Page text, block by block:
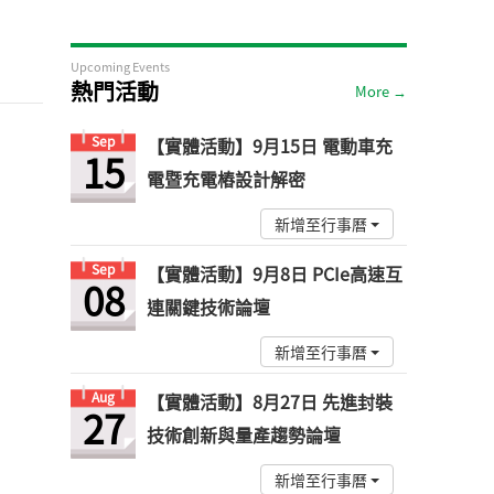
Upcoming Events
熱門活動 More →
Sep
15
【實體活動】9月15日 電動車充
電暨充電樁設計解密
新增至行事曆
Sep
08
【實體活動】9月8日 PCIe高速互
連關鍵技術論壇
新增至行事曆
Aug
27
【實體活動】8月27日 先進封裝
技術創新與量產趨勢論壇
新增至行事曆